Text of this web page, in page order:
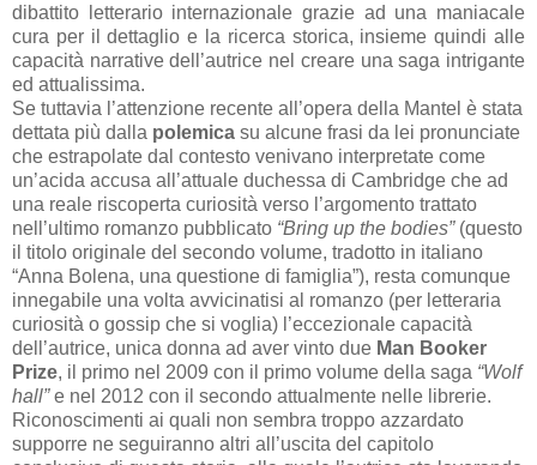
dibattito letterario internazionale grazie ad una maniacale
cura per il dettaglio e la ricerca storica, insieme quindi alle
capacità narrative dell’autrice nel creare una saga intrigante
ed attualissima.
Se tuttavia l’attenzione recente all’opera della Mantel è stata
dettata più dalla polemica su alcune frasi da lei pronunciate
che estrapolate dal contesto venivano interpretate come
un’acida accusa all’attuale duchessa di Cambridge che ad
una reale riscoperta curiosità verso l’argomento trattato
nell’ultimo romanzo pubblicato “Bring up the bodies”(questo
il titolo originale del secondo volume, tradotto in italiano
“Anna Bolena, una questione di famiglia”), resta comunque
innegabile una volta avvicinatisi al romanzo (per letteraria
curiosità o gossip che si voglia) l’eccezionale capacità
dell’autrice, unica donna ad aver vinto due Man Booker
Prize, il primo nel 2009 con il primo volume della saga “Wolf
hall”e nel 2012 con il secondo attualmente nelle librerie.
Riconoscimenti ai quali non sembra troppo azzardato
supporre ne seguiranno altri all’uscita del capitolo